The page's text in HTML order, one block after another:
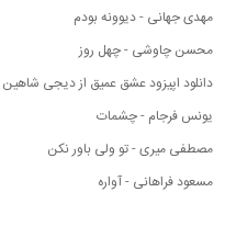
مهدی جهانی - دیوونه بودم
محسن چاوشی - چهل روز
دانلود اپیزود عشق عمیق از دیجی شاهین
یونس فرجام - چشمات
مصطفی میری - تو ولی باور نکن
مسعود فراهانی - آواره